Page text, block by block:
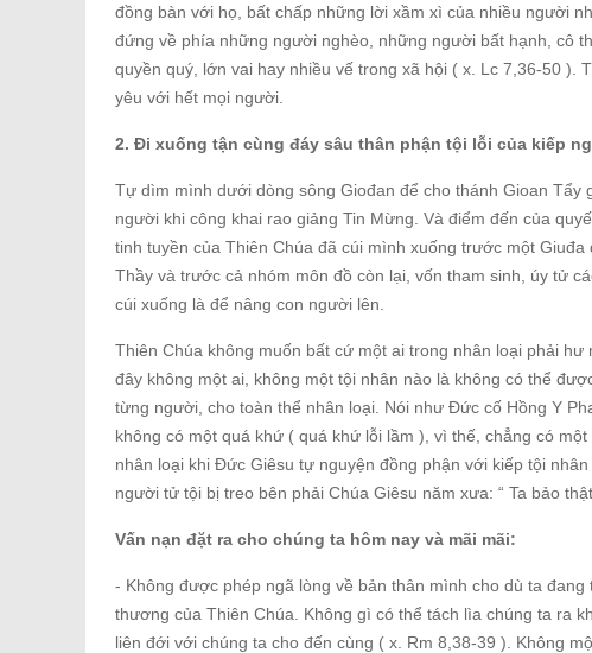
đồng bàn với họ, bất chấp những lời xầm xì của nhiều người
đứng về phía những người nghèo, những người bất hạnh, cô
quyền quý, lớn vai hay nhiều vế trong xã hội ( x. Lc 7,36-50 ).
yêu với hết mọi người.
2. Đi xuống tận cùng đáy sâu thân phận tội lỗi của kiếp
Tự dìm mình dưới dòng sông Giođan để cho thánh Gioan Tẩy
người khi công khai rao giảng Tin Mừng. Và điểm đến của
tinh tuyền của Thiên Chúa đã cúi mình xuống trước một
Thầy và trước cả nhóm môn đồ còn lại, vốn tham sinh, úy tử
cúi xuống là để nâng con người lên.
Thiên Chúa không muốn bất cứ một ai trong nhân loại phải
đây không một ai, không một tội nhân nào là không có thể
từng người, cho toàn thể nhân loại. Nói như Đức cố Hồng Y
không có một quá khứ ( quá khứ lỗi lầm ), vì thế, chẳng có
nhân loại khi Đức Giêsu tự nguyện đồng phận với kiếp tội
người tử tội bị treo bên phải Chúa Giêsu năm xưa: “ Ta bảo
Vấn nạn đặt ra cho chúng ta hôm nay và mãi mãi:
- Không được phép ngã lòng về bản thân mình cho dù ta
thương của Thiên Chúa. Không gì có thể tách lìa chúng ta ra
liên đới với chúng ta cho đến cùng ( x. Rm 8,38-39 ). Không